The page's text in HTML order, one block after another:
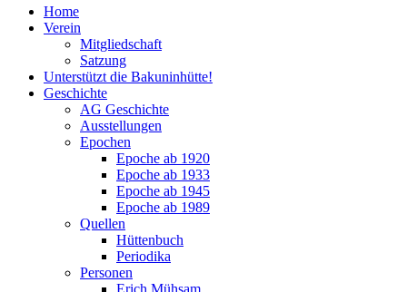
Home
Verein
Mitgliedschaft
Satzung
Unterstützt die Bakuninhütte!
Geschichte
AG Geschichte
Ausstellungen
Epochen
Epoche ab 1920
Epoche ab 1933
Epoche ab 1945
Epoche ab 1989
Quellen
Hüttenbuch
Periodika
Personen
Erich Mühsam